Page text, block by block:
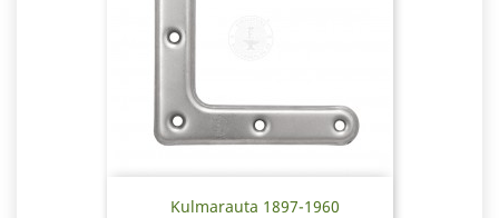
Kulmarauta 1897-1960